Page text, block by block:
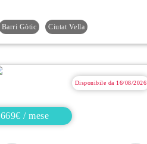
Barri Gòtic Ciutat Vella
Disponibile da 16/08/2026
669€ / mese